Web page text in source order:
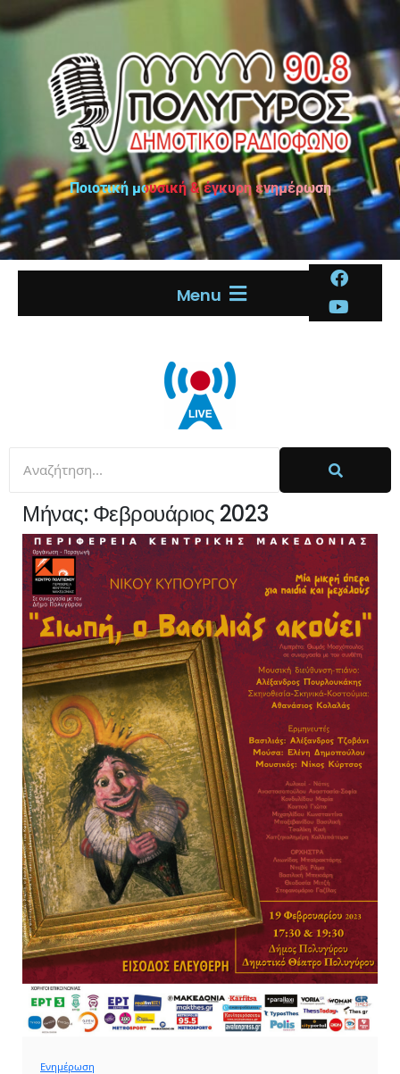
Ποιοτική μουσική & έγκυρη ενημέρωση
Menu
Μήνας: Φεβρουάριος 2023
Ενημέρωση